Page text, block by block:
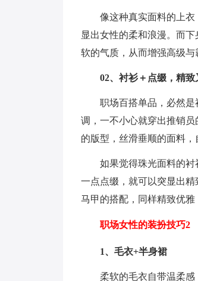
像这种真实面料的上
显出女性的柔和浪漫。而
软的气质，从而增强高级与
02、衬衫＋点缀，精致
职场百搭单品，必然
调，一不小心就穿出推销
的版型，丝滑垂顺的面料，
如果觉得珠光面料的
一点点缀，就可以突显出
马甲的搭配，同样精致优雅
职场女性的装扮技巧2
1、毛衣+半身裙
柔软的毛衣自带温柔